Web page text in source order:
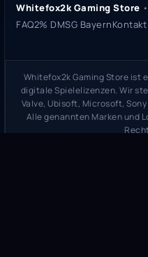
Whitefox2k Gaming Store
FAQ2% DMSG BayernKontakt
Whitefox2k Gaming Store ist
digitale Spielelizenzen. Wir
Valve, Ubisoft, Microsoft,
Alle genannten Marken und